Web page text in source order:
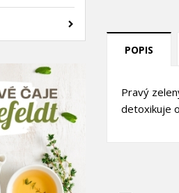
POPIS
Pravý
detoxikuje
Můj
((label))
Musíte být